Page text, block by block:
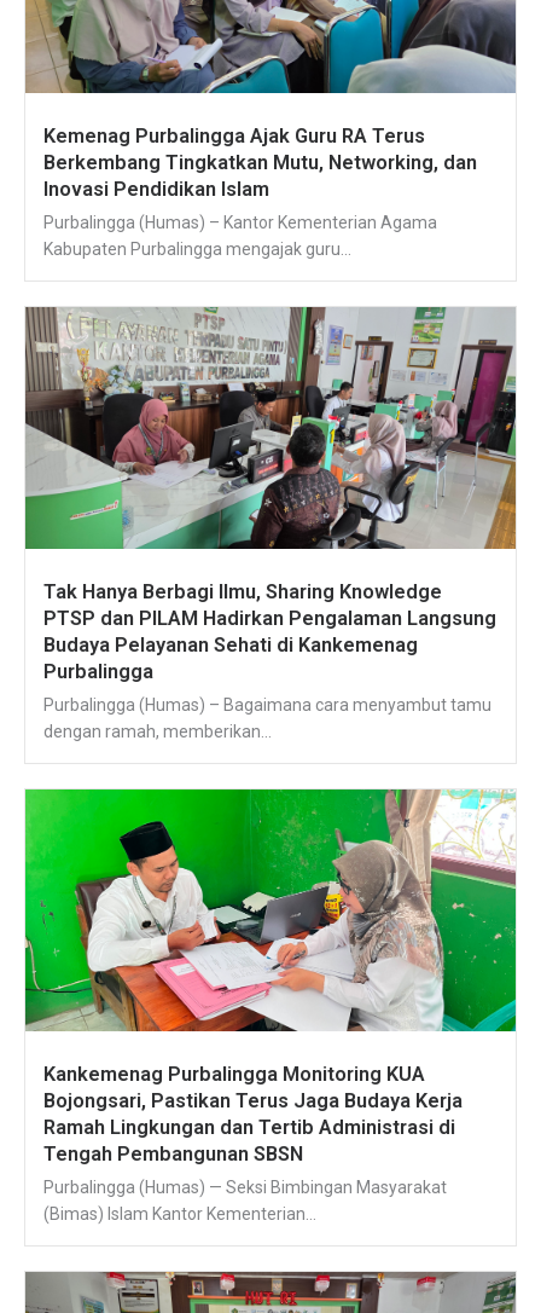
Kemenag Purbalingga Ajak Guru RA Terus
Berkembang Tingkatkan Mutu, Networking, dan
Inovasi Pendidikan Islam
Purbalingga (Humas) – Kantor Kementerian Agama
Kabupaten Purbalingga mengajak guru...
Tak Hanya Berbagi Ilmu, Sharing Knowledge
PTSP dan PILAM Hadirkan Pengalaman Langsung
Budaya Pelayanan Sehati di Kankemenag
Purbalingga
Purbalingga (Humas) – Bagaimana cara menyambut tamu
dengan ramah, memberikan...
Kankemenag Purbalingga Monitoring KUA
Bojongsari, Pastikan Terus Jaga Budaya Kerja
Ramah Lingkungan dan Tertib Administrasi di
Tengah Pembangunan SBSN
Purbalingga (Humas) — Seksi Bimbingan Masyarakat
(Bimas) Islam Kantor Kementerian...